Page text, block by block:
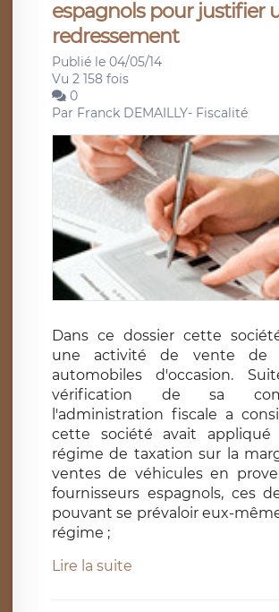
espagnols pour justifier
redressement
Publié le 04/05/14
Vu 2 158 fois
0
Par Franck DEMAILLY- Fiscalité
Dans ce dossier cette
une activité de vente de
automobiles d'occasion.
vérification de sa
l'administration fiscale a
cette société avait
régime de taxation sur la
ventes de véhicules en
fournisseurs espagnols, ces
pouvant se prévaloir eux-
régime ;
Lire la suite